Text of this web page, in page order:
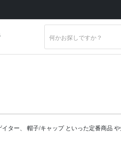
イター 帽子/キャップといった定番商品 や